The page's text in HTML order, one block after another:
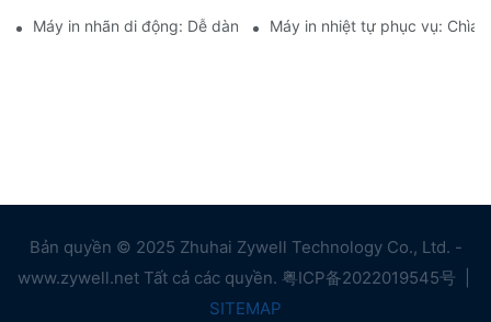
Máy in nhãn di động: Dễ dàng tạo nhãn cá nhân hóa
Máy in nhiệt tự phục vụ: Chìa
Bản quyền © 2025 Zhuhai Zywell Technology Co., Ltd. -
www.zywell.net Tất cả các quyền. 粤ICP备2022019545号
SITEMAP